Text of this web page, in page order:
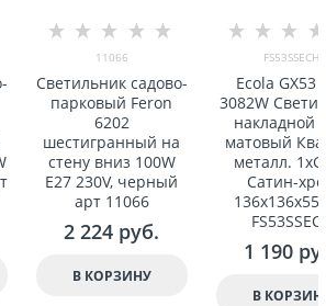
11066
Светильник садово-
парковый Feron
6202
шестигранный на
стену вниз 100W
E27 230V, черный
арт 11066
2 224 руб.
В КОРЗИНУ
FS53SSECH
Ecola GX53
3082W
накладной
матовый
металл.
Cатин-
136x136x55
1 190
В